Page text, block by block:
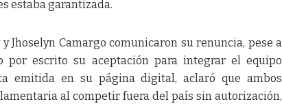
estaba garantizada.
Jhoselyn Camargo comunicaron su renuncia, pese a
por escrito su aceptación para integrar el equipo
emitida en su página digital, aclaró que ambos
al competir fuera del país sin autorización,